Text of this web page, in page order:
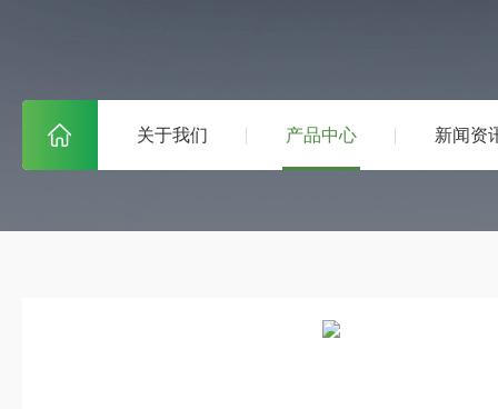
关于我们 产品中心 新闻资